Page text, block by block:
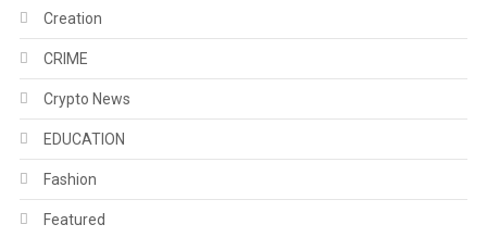
Creation
CRIME
Crypto News
EDUCATION
Fashion
Featured